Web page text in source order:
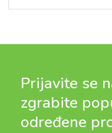
Prijavite se
zgrabite
određene